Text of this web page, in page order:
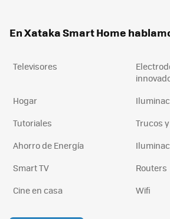
En Xataka Smart Home
Televisores
Hogar
Tutoriales
Trucos
Ahorro de Energía
Smart TV
Routers
Cine en casa
Wifi